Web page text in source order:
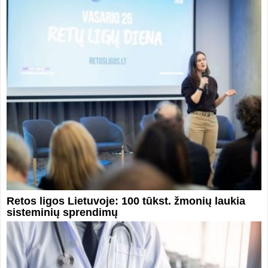
Retos ligos Lietuvoje: 100 tūkst. žmonių laukia
sisteminių sprendimų